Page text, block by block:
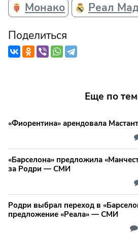
Монако
Реал
Поделиться
Еще по
«Фиорентина» арендовала
«Барселона» предложила
за Родри — СМИ
Родри выбрал переход в
предложение «Реала» — СМИ